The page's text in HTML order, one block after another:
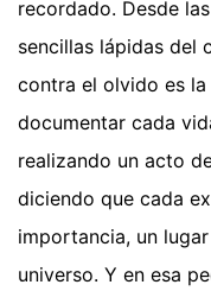
recordado. Desde
sencillas lápidas del
contra el olvido es
documentar cada
realizando un acto
diciendo que cada
importancia, un
universo. Y en esa